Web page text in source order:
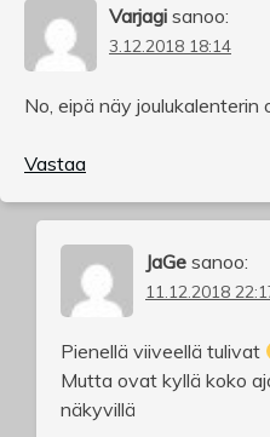
Varjagi sanoo:
3.12.2018 18:14
No, eipä näy joulukalenterin
Vastaa
JaGe sanoo:
11.12.2018
Pienellä viiveellä tulivat
Mutta ovat kyllä koko
näkyvillä